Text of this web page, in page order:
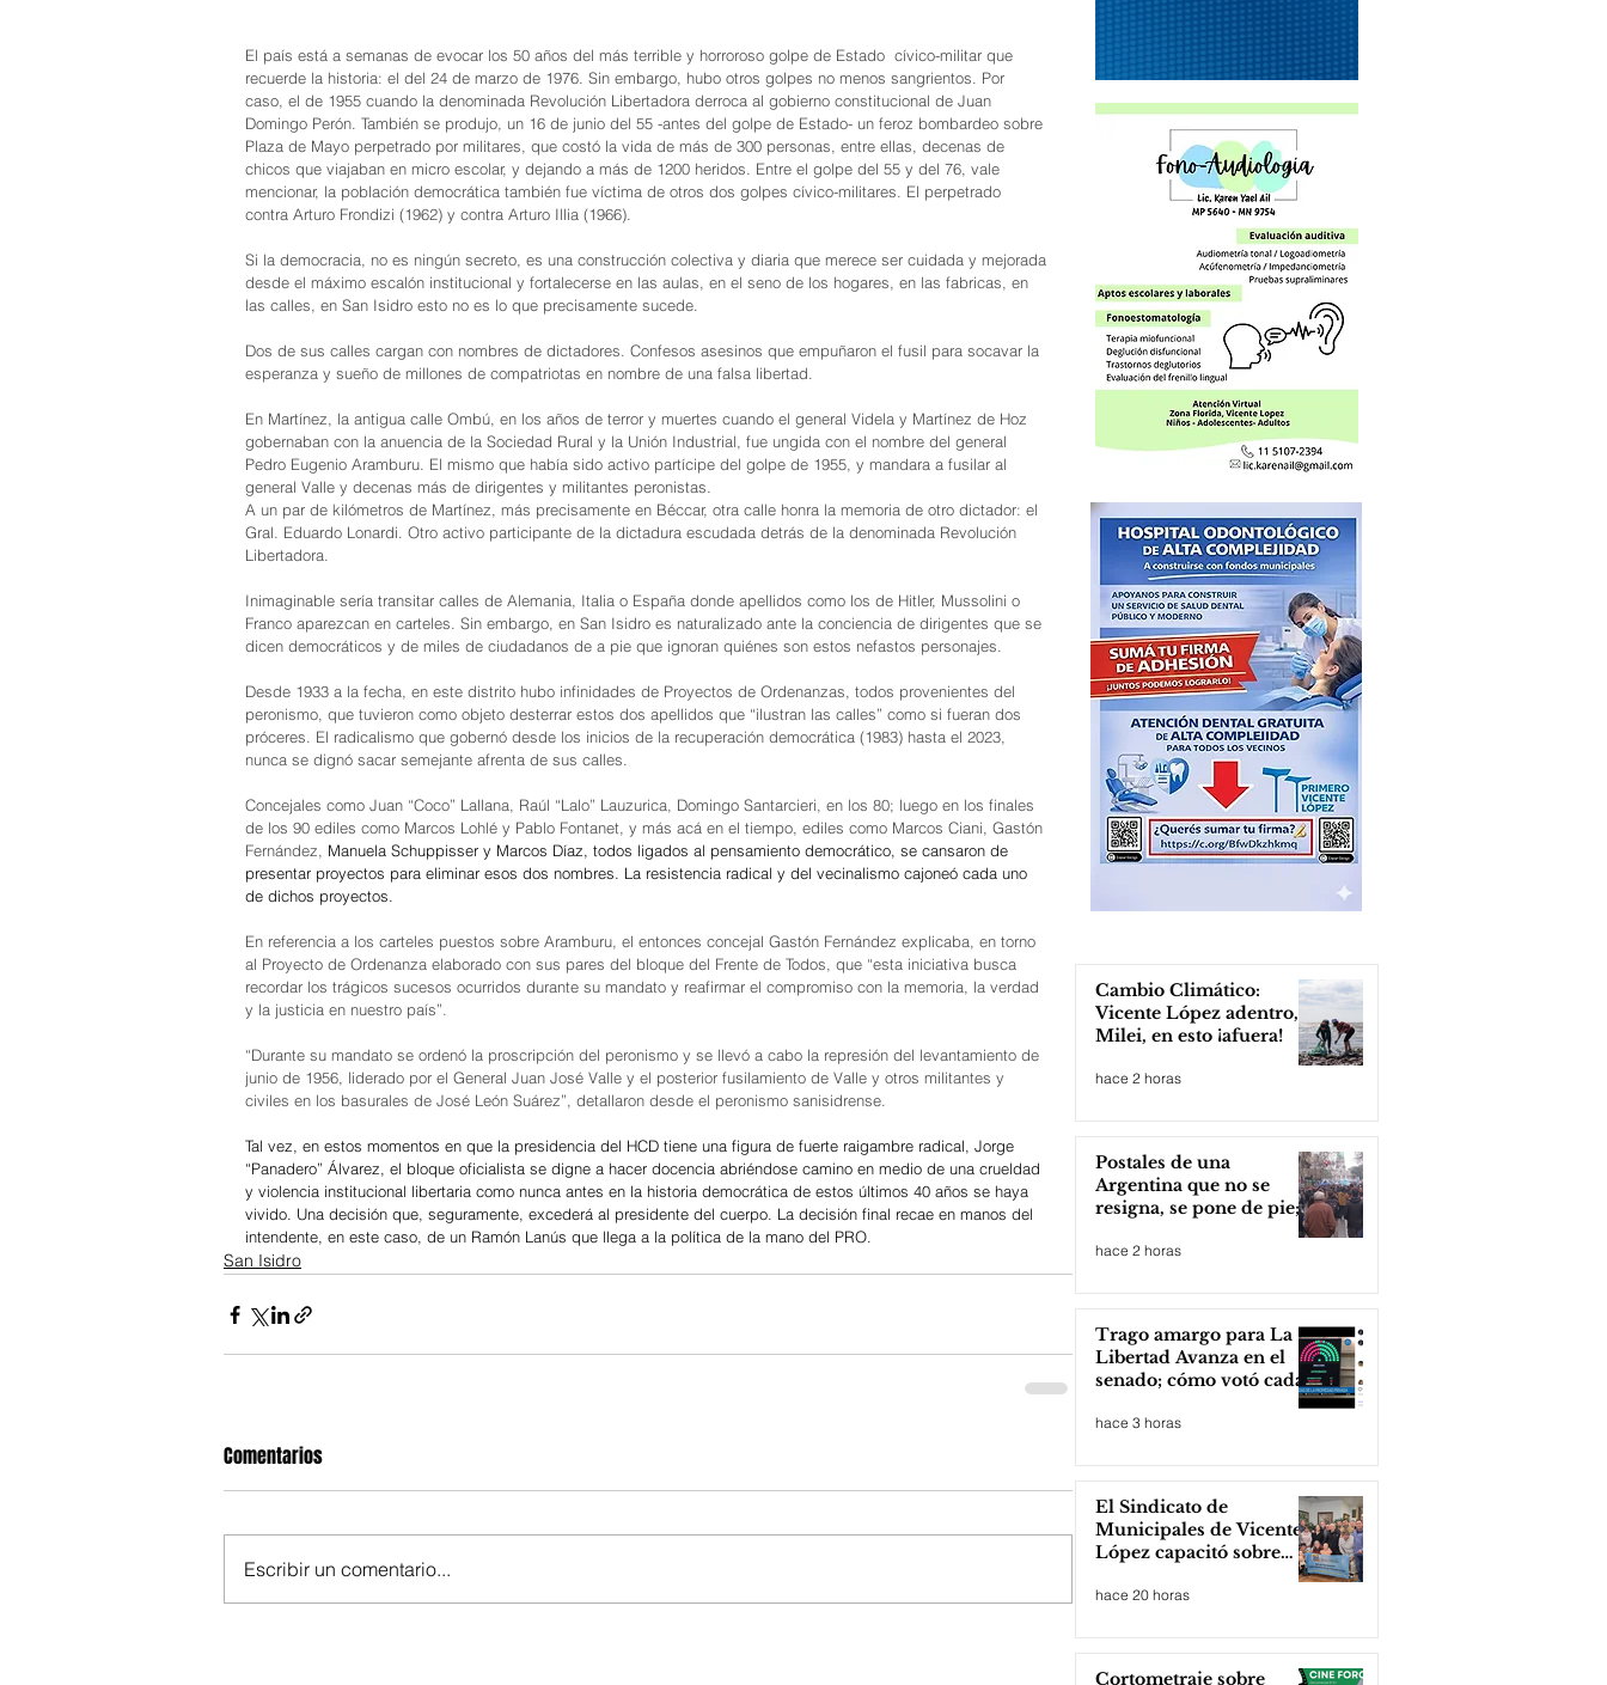
El país está a semanas de evocar los 50 años del más terrible y horroroso golpe de Estado  cívico-militar que
recuerde la historia: el del 24 de marzo de 1976. Sin embargo, hubo otros golpes no menos sangrientos. Por
caso, el de 1955 cuando la denominada Revolución Libertadora derroca al gobierno constitucional de Juan
Domingo Perón. También se produjo, un 16 de junio del 55 -antes del golpe de Estado- un feroz bombardeo sobre
Plaza de Mayo perpetrado por militares, que costó la vida de más de 300 personas, entre ellas, decenas de
chicos que viajaban en micro escolar, y dejando a más de 1200 heridos. Entre el golpe del 55 y del 76, vale
mencionar, la población democrática también fue víctima de otros dos golpes cívico-militares. El perpetrado
contra Arturo Frondizi (1962) y contra Arturo Illia (1966).
Si la democracia, no es ningún secreto, es una construcción colectiva y diaria que merece ser cuidada y mejorada
desde el máximo escalón institucional y fortalecerse en las aulas, en el seno de los hogares, en las fabricas, en
las calles, en San Isidro esto no es lo que precisamente sucede.
Dos de sus calles cargan con nombres de dictadores. Confesos asesinos que empuñaron el fusil para socavar la
esperanza y sueño de millones de compatriotas en nombre de una falsa libertad.
En Martínez, la antigua calle Ombú, en los años de terror y muertes cuando el general Videla y Martínez de Hoz
gobernaban con la anuencia de la Sociedad Rural y la Unión Industrial, fue ungida con el nombre del general
Pedro Eugenio Aramburu. El mismo que había sido activo partícipe del golpe de 1955, y mandara a fusilar al
general Valle y decenas más de dirigentes y militantes peronistas.
A un par de kilómetros de Martínez, más precisamente en Béccar, otra calle honra la memoria de otro dictador: el
Gral. Eduardo Lonardi. Otro activo participante de la dictadura escudada detrás de la denominada Revolución
Libertadora.
Inimaginable sería transitar calles de Alemania, Italia o España donde apellidos como los de Hitler, Mussolini o
Franco aparezcan en carteles. Sin embargo, en San Isidro es naturalizado ante la conciencia de dirigentes que se
dicen democráticos y de miles de ciudadanos de a pie que ignoran quiénes son estos nefastos personajes.
Desde 1933 a la fecha, en este distrito hubo infinidades de Proyectos de Ordenanzas, todos provenientes del
peronismo, que tuvieron como objeto desterrar estos dos apellidos que “ilustran las calles” como si fueran dos
próceres. El radicalismo que gobernó desde los inicios de la recuperación democrática (1983) hasta el 2023,
nunca se dignó sacar semejante afrenta de sus calles.
Concejales como Juan “Coco” Lallana, Raúl “Lalo” Lauzurica, Domingo Santarcieri, en los 80; luego en los finales
de los 90 ediles como Marcos Lohlé y Pablo Fontanet, y más acá en el tiempo, ediles como Marcos Ciani, Gastón
Fernández, Manuela Schuppisser y Marcos Díaz, todos ligados al pensamiento democrático, se cansaron de
presentar proyectos para eliminar esos dos nombres. La resistencia radical y del vecinalismo cajoneó cada uno
de dichos proyectos.
En referencia a los carteles puestos sobre Aramburu, el entonces concejal Gastón Fernández explicaba, en torno
al Proyecto de Ordenanza elaborado con sus pares del bloque del Frente de Todos, que “esta iniciativa busca
recordar los trágicos sucesos ocurridos durante su mandato y reafirmar el compromiso con la memoria, la verdad
y la justicia en nuestro país”.
“Durante su mandato se ordenó la proscripción del peronismo y se llevó a cabo la represión del levantamiento de
junio de 1956, liderado por el General Juan José Valle y el posterior fusilamiento de Valle y otros militantes y
civiles en los basurales de José León Suárez”, detallaron desde el peronismo sanisidrense.
Tal vez, en estos momentos en que la presidencia del HCD tiene una figura de fuerte raigambre radical, Jorge
“Panadero” Álvarez, el bloque oficialista se digne a hacer docencia abriéndose camino en medio de una crueldad
y violencia institucional libertaria como nunca antes en la historia democrática de estos últimos 40 años se haya
vivido. Una decisión que, seguramente, excederá al presidente del cuerpo. La decisión final recae en manos del
intendente, en este caso, de un Ramón Lanús que llega a la política de la mano del PRO.
San Isidro
Comentarios
Escribir un comentario...
Cambio Climático:
Vicente López adentro,
Milei, en esto ¡afuera!
hace 2 horas
Postales de una
Argentina que no se
resigna, se pone de pie;
hace 2 horas
Trago amargo para La
Libertad Avanza en el
senado; cómo votó cada
hace 3 horas
El Sindicato de
Municipales de Vicente
López capacitó sobre
hace 20 horas
Cortometraje sobre